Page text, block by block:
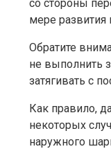
со стороны
мере
Обратите
не выполнить
затягивать с
Как правило,
некоторых
наружного